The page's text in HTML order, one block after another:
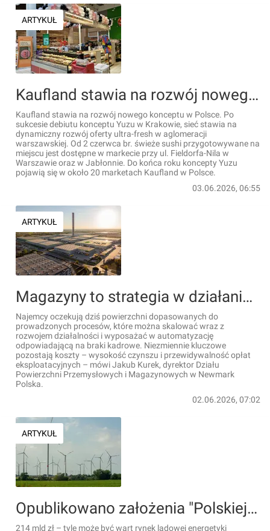
ARTYKUŁ
Kaufland stawia na rozwój nowego konceptu w Polsce
Kaufland stawia na rozwój nowego konceptu w Polsce. Po
sukcesie debiutu konceptu Yuzu w Krakowie, sieć stawia na
dynamiczny rozwój oferty ultra-fresh w aglomeracji
warszawskiej. Od 2 czerwca br. świeże sushi przygotowywane na
miejscu jest dostępne w markecie przy ul. Fieldorfa-Nila w
Warszawie oraz w Jabłonnie. Do końca roku koncepty Yuzu
pojawią się w około 20 marketach Kaufland w Polsce.
03.06.2026, 06:55
ARTYKUŁ
Magazyny to strategia w działaniu. Standardowe hale tracą znaczenie [KOMENTARZ EKSPERCKI]
Najemcy oczekują dziś powierzchni dopasowanych do
prowadzonych procesów, które można skalować wraz z
rozwojem działalności i wyposażać w automatyzację
odpowiadającą na braki kadrowe. Niezmiennie kluczowe
pozostają koszty – wysokość czynszu i przewidywalność opłat
eksploatacyjnych – mówi Jakub Kurek, dyrektor Działu
Powierzchni Przemysłowych i Magazynowych w Newmark
Polska.
02.06.2026, 07:02
ARTYKUŁ
Opublikowano założenia "Polskiej Strategii Rozwoju Przemysłu Lądowych Farm Wiatrowych"
214 mld zł – tyle może być wart rynek lądowej energetyki